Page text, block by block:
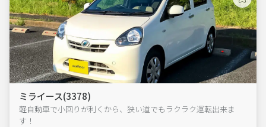
ミライース(3378)
軽自動車で小回りが利くから、狭い道でもラクラク運転出来ま
す！